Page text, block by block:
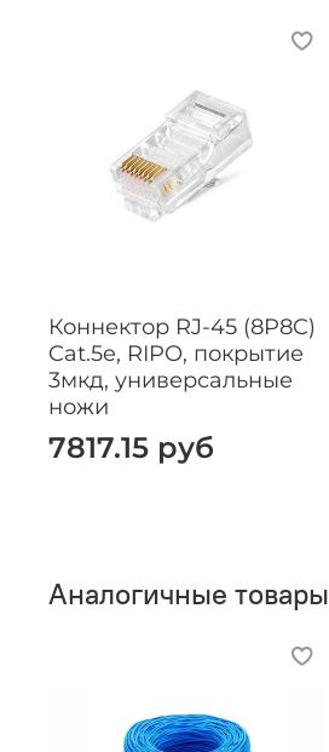
Коннектор RJ-45 (8P8C)
Cat.5e, RIPO, покрытие
3мкд, универсальные
ножи
7817.15 руб
Аналогичные товары